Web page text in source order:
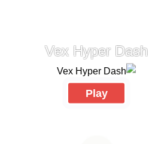
Vex Hyper Dash
Play